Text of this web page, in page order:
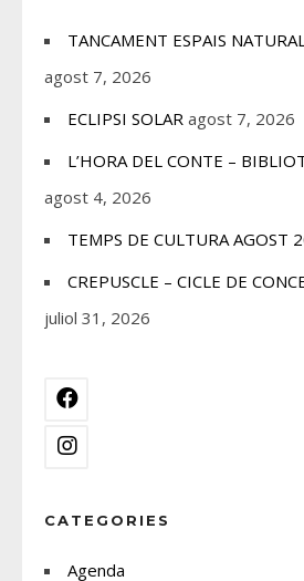
TANCAMENT ESPAIS
agost 7, 2026
ECLIPSI SOLAR agost 7, 2026
L’HORA DEL CONTE –
agost 4, 2026
TEMPS DE CULTURA AGOST
CREPUSCLE – CICLE DE
juliol 31, 2026
CATEGORIES
Agenda